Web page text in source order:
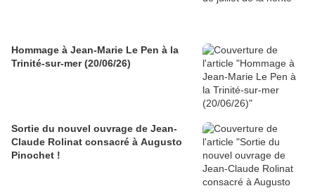
Hommage à Jean-Marie Le Pen à la
Trinité-sur-mer (20/06/26)
Sortie du nouvel ouvrage de Jean-
Claude Rolinat consacré à Augusto
Pinochet !